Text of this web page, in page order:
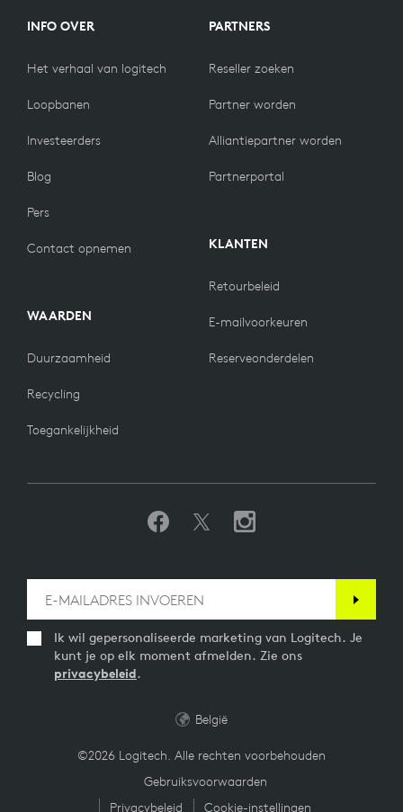
INFO OVER
Het verhaal van logitech
Loopbanen
Investeerders
Blog
Pers
Contact opnemen
WAARDEN
Duurzaamheid
Recycling
Toegankelijkheid
PARTNERS
Reseller zoeken
Partner worden
Alliantiepartner worden
Partnerportal
KLANTEN
Retourbeleid
E-mailvoorkeuren
Reserveonderdelen
Ik wil gepersonaliseerde marketing van Logitech. Je
kunt je op elk moment afmelden. Zie ons
privacybeleid.
©2026 Logitech. Alle rechten voorbehouden
Gebruiksvoorwaarden
Privacybeleid
Cookie-instellingen
België